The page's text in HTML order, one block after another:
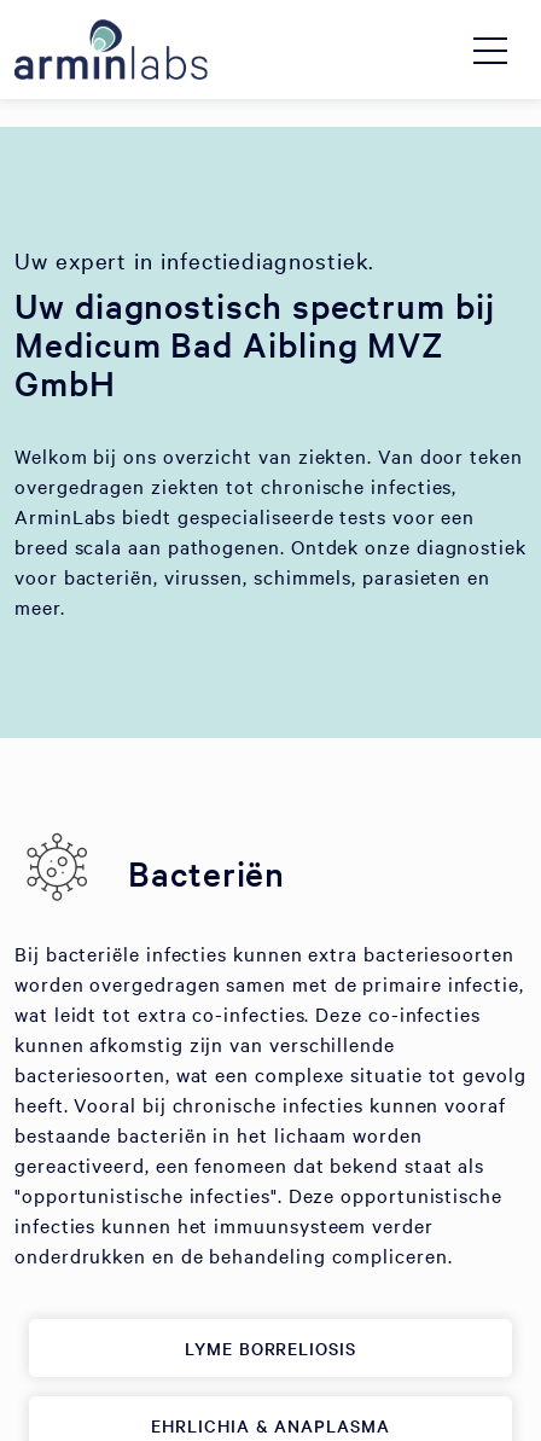
Uw expert in infectiediagnostiek.
Uw diagnostisch spectrum bij
Medicum Bad Aibling MVZ
GmbH
Welkom bij ons overzicht van ziekten. Van door teken
overgedragen ziekten tot chronische infecties,
ArminLabs biedt gespecialiseerde tests voor een
breed scala aan pathogenen. Ontdek onze diagnostiek
voor bacteriën, virussen, schimmels, parasieten en
meer.
Bacteriën
Bij bacteriële infecties kunnen extra bacteriesoorten
worden overgedragen samen met de primaire infectie,
wat leidt tot extra co-infecties. Deze co-infecties
kunnen afkomstig zijn van verschillende
bacteriesoorten, wat een complexe situatie tot gevolg
heeft. Vooral bij chronische infecties kunnen vooraf
bestaande bacteriën in het lichaam worden
gereactiveerd, een fenomeen dat bekend staat als
"opportunistische infecties". Deze opportunistische
infecties kunnen het immuunsysteem verder
onderdrukken en de behandeling compliceren.
LYME BORRELIOSIS
EHRLICHIA & ANAPLASMA